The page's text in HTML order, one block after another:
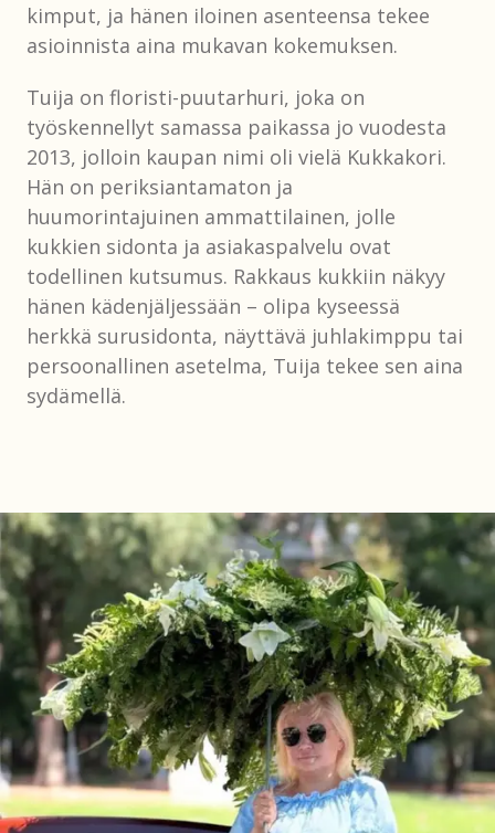
kimput, ja hänen iloinen asenteensa tekee
asioinnista aina mukavan kokemuksen.
Tuija on floristi-puutarhuri, joka on
työskennellyt samassa paikassa jo vuodesta
2013, jolloin kaupan nimi oli vielä Kukkakori.
Hän on periksiantamaton ja
huumorintajuinen ammattilainen, jolle
kukkien sidonta ja asiakaspalvelu ovat
todellinen kutsumus. Rakkaus kukkiin näkyy
hänen kädenjäljessään – olipa kyseessä
herkkä surusidonta, näyttävä juhlakimppu tai
persoonallinen asetelma, Tuija tekee sen aina
sydämellä.